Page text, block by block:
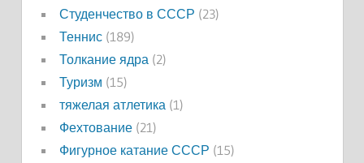
Студенчество в СССР (23)
Теннис(189)
Толкание ядра (2)
Туризм (15)
тяжелая атлетика (1)
Фехтование(21)
Фигурное катание СССР (15)